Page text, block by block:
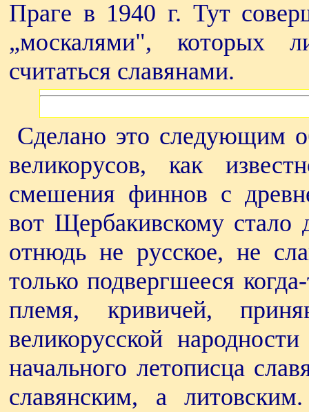
Праге в 1940 г. Тут
„москалями", которых
считаться славянами.
Сделано это следующим
великорусов, как
смешения финнов с
вот Щербакивскому стало
отнюдь не русское, не
только подвергшееся
племя, кривичей,
великорусской
начального летописца
славянским, а